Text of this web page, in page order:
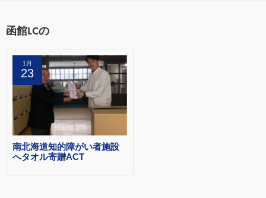
函館LCの
1月
23
南北海道知的障がい者施設
へタオル寄贈ACT